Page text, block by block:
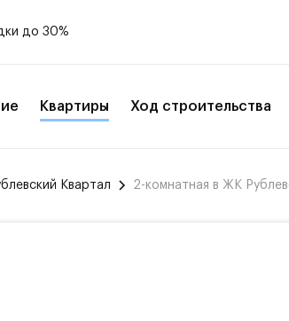
до 30%
Квартиры Ход строительства
Квартал 2-комнатная в ЖК